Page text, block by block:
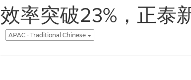
效率突破23%，正泰
APAC - Traditional Chinese